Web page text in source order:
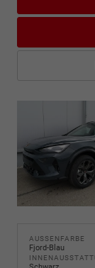
AUSSENFARBE
Fjord-Blau